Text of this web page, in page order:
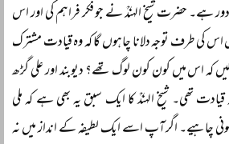
دور ہے۔ حضرت شیخ الہندؒ نے جو فکر فراہم کی اور اس
اس کی طرف توجہ دلانا چاہوں گا کہ وہ قیادت مشترک
کہ اس میں کون کون لوگ تھے؟ دیوبند اور علی گڑھ
تھی۔ شیخ الہندؒ کا ایک سبق یہ بھی ہے کہ ملی
چاہیے۔ اگر آپ اسے ایک لطیفہ کے انداز میں نہ